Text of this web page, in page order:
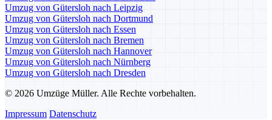
Umzug von Gütersloh nach Leipzig
Umzug von Gütersloh nach Dortmund
Umzug von Gütersloh nach Essen
Umzug von Gütersloh nach Bremen
Umzug von Gütersloh nach Hannover
Umzug von Gütersloh nach Nürnberg
Umzug von Gütersloh nach Dresden
© 2026 Umzüge Müller. Alle Rechte vorbehalten.
Impressum Datenschutz